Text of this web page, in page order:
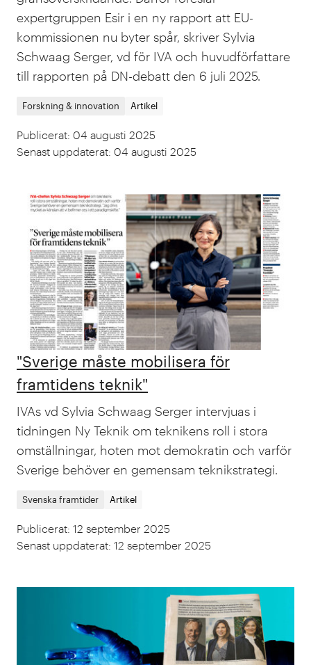
expertgruppen Esir i en ny rapport att EU-
kommissionen nu byter spår, skriver Sylvia
Schwaag Serger, vd för IVA och huvudförfattare
till rapporten på DN-debatt den 6 juli 2025.
Forskning & innovation Artikel
Publicerat: 04 augusti 2025
Senast uppdaterat: 04 augusti 2025
"Sverige måste mobilisera för
framtidens teknik"
IVAs vd Sylvia Schwaag Serger intervjuas i
tidningen Ny Teknik om teknikens roll i stora
omställningar, hoten mot demokratin och varför
Sverige behöver en gemensam teknikstrategi.
Svenska framtider Artikel
Publicerat: 12 september 2025
Senast uppdaterat: 12 september 2025